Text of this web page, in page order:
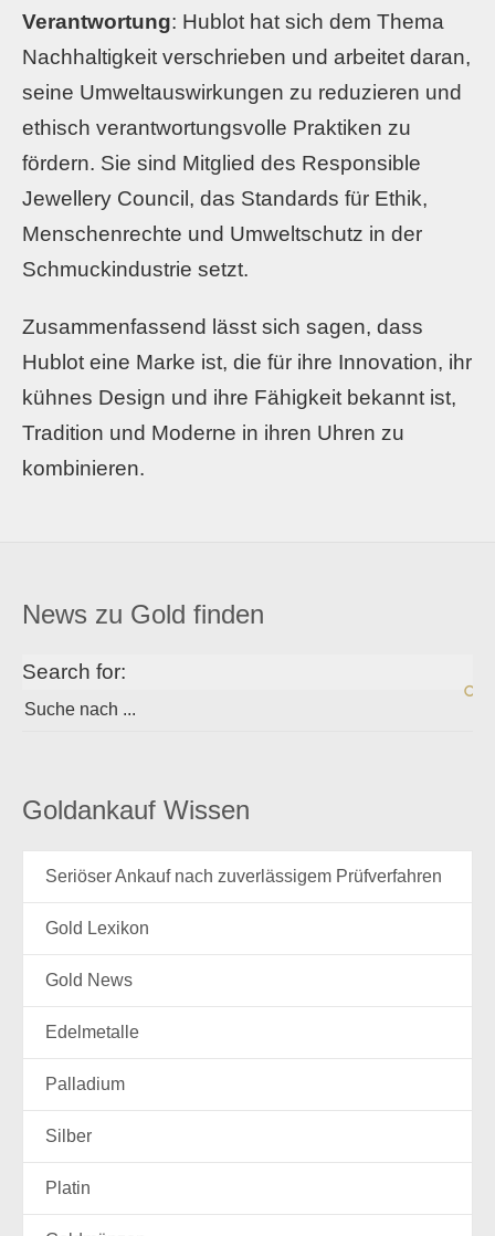
Verantwortung: Hublot hat sich dem Thema
Nachhaltigkeit verschrieben und arbeitet daran,
seine Umweltauswirkungen zu reduzieren und
ethisch verantwortungsvolle Praktiken zu
fördern. Sie sind Mitglied des Responsible
Jewellery Council, das Standards für Ethik,
Menschenrechte und Umweltschutz in der
Schmuckindustrie setzt.
Zusammenfassend lässt sich sagen, dass
Hublot eine Marke ist, die für ihre Innovation, ihr
kühnes Design und ihre Fähigkeit bekannt ist,
Tradition und Moderne in ihren Uhren zu
kombinieren.
News zu Gold finden
Search for:
Goldankauf Wissen
Seriöser Ankauf nach zuverlässigem Prüfverfahren
Gold Lexikon
Gold News
Edelmetalle
Palladium
Silber
Platin